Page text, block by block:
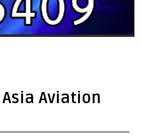
Aviation